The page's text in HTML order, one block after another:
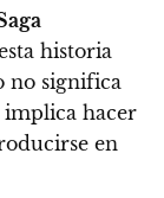
historia
no significa
implica hacer
en